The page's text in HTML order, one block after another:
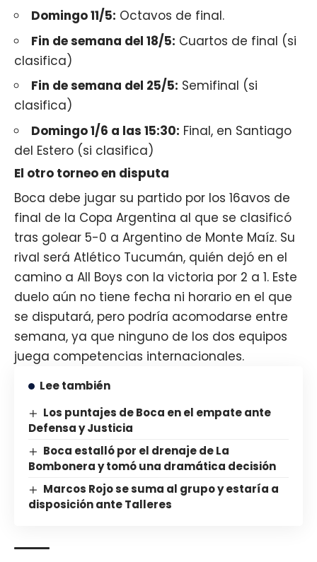
Domingo 11/5: Octavos de final.
Fin de semana del 18/5: Cuartos de final (si
clasifica)
Fin de semana del 25/5: Semifinal (si
clasifica)
Domingo 1/6 a las 15:30: Final, en Santiago
del Estero (si clasifica)
El otro torneo en disputa
Boca debe jugar su partido por los 16avos de
final de la Copa Argentina al que se clasificó
tras golear 5-0 a Argentino de Monte Maíz. Su
rival será Atlético Tucumán, quién dejó en el
camino a All Boys con la victoria por 2 a 1. Este
duelo aún no tiene fecha ni horario en el que
se disputará, pero podría acomodarse entre
semana, ya que ninguno de los dos equipos
juega competencias internacionales.
Lee también
Los puntajes de Boca en el empate ante
Defensa y Justicia
Boca estalló por el drenaje de La
Bombonera y tomó una dramática decisión
Marcos Rojo se suma al grupo y estaría a
disposición ante Talleres